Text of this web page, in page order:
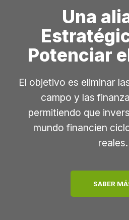
Una
Potenciar
El objetivo es eliminar
campo y las
permitiendo que
mundo financien
reales.
SABER